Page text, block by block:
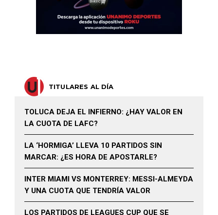
TITULARES AL DÍA
TOLUCA DEJA EL INFIERNO: ¿HAY VALOR EN
LA CUOTA DE LAFC?
LA ‘HORMIGA’ LLEVA 10 PARTIDOS SIN
MARCAR: ¿ES HORA DE APOSTARLE?
INTER MIAMI VS MONTERREY: MESSI-ALMEYDA
Y UNA CUOTA QUE TENDRÍA VALOR
LOS PARTIDOS DE LEAGUES CUP QUE SE